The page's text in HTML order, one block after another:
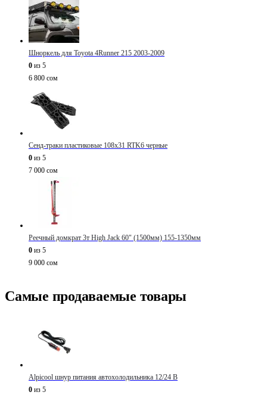
Шноркель для Toyota 4Runner 215 2003-2009
0 из 5
6 800 сом
Сенд-траки пластиковые 108х31 RTK6 черные
0 из 5
7 000 сом
Реечный домкрат 3т High Jack 60" (1500мм) 155-1350мм
0 из 5
9 000 сом
Самые продаваемые товары
Alpicool шнур питания автохолодильника 12/24 В
0 из 5